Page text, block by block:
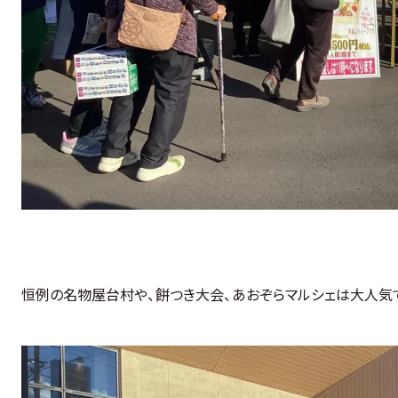
恒例の名物屋台村や、餅つき大会、あおぞらマルシェは大人気